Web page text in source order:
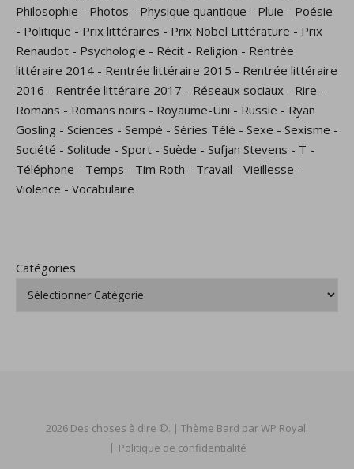
Philosophie - Photos - Physique quantique - Pluie - Poésie
- Politique - Prix littéraires - Prix Nobel Littérature - Prix
Renaudot - Psychologie - Récit - Religion - Rentrée
littéraire 2014 - Rentrée littéraire 2015 - Rentrée littéraire
2016 - Rentrée littéraire 2017 - Réseaux sociaux - Rire -
Romans - Romans noirs - Royaume-Uni - Russie - Ryan
Gosling - Sciences - Sempé - Séries Télé - Sexe - Sexisme -
Société - Solitude - Sport - Suède - Sufjan Stevens - T -
Téléphone - Temps - Tim Roth - Travail - Vieillesse -
Violence - Vocabulaire
Catégories
2026 Des choses à dire ©. | Thème Bard parWP Royal.
Politique de confidentialité